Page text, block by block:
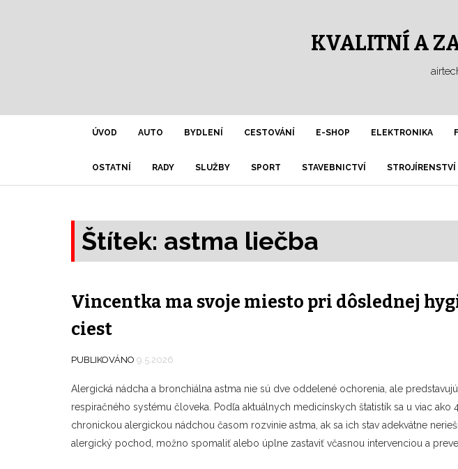
KVALITNÍ A
ÚVOD AUTO BYDLENÍ CESTOVÁNÍ E-SHOP ELEKTRONIKA
OSTATNÍ RADY SLUŽBY SPORT STAVEBNICTVÍ STROJÍRENSTVÍ
Štítek: astma liečba
Vincentka ma svoje miesto pri dôslednej
ciest
PUBLIKOVÁNO 9.5.2026
Alergická nádcha a bronchiálna astma nie sú dve oddelené ochorenia, ale
respiračného systému človeka. Podľa aktuálnych medicínskych štatistík sa u viac
chronickou alergickou nádchou časom rozvinie astma, ak sa ich stav adekvátne
alergický pochod, možno spomaliť alebo úplne zastaviť včasnou intervenciou a